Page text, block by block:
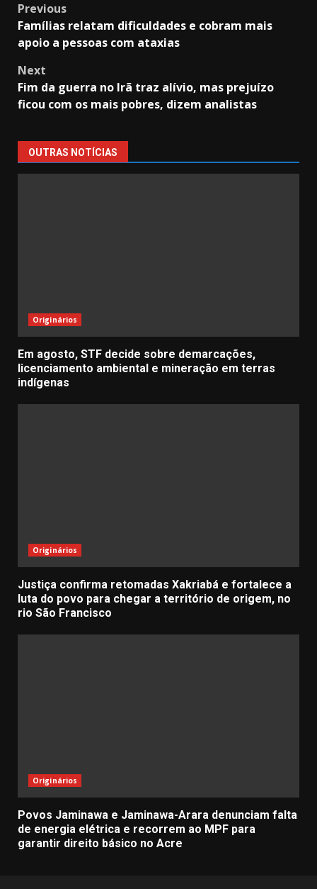
Post
navigation
Previous
Famílias relatam dificuldades e cobram mais
apoio a pessoas com ataxias
Next
Fim da guerra no Irã traz alívio, mas prejuízo
ficou com os mais pobres, dizem analistas
OUTRAS NOTÍCIAS
Originários
Em agosto, STF decide sobre demarcações,
licenciamento ambiental e mineração em terras
indígenas
Originários
Justiça confirma retomadas Xakriabá e fortalece a
luta do povo para chegar a território de origem, no
rio São Francisco
Originários
Povos Jaminawa e Jaminawa-Arara denunciam falta
de energia elétrica e recorrem ao MPF para
garantir direito básico no Acre